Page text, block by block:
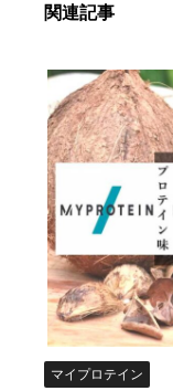
関連記事
マイプロテイン